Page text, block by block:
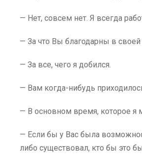
— Нет, совсем нет. Я всегда
— За что Вы благодарны в
— За все, чего я добился.
— Вам когда-нибудь
— В основном время, которое я
— Если бы у Вас была
либо существовал, кто бы это